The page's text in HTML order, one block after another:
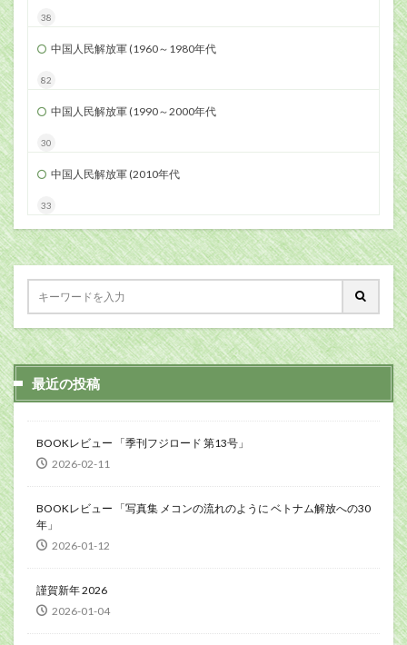
38
中国人民解放軍 (1960～1980年代
82
中国人民解放軍 (1990～2000年代
30
中国人民解放軍 (2010年代
33
最近の投稿
BOOKレビュー 「季刊フジロード 第13号」
2026-02-11
BOOKレビュー 「写真集 メコンの流れのように ベトナム解放への30
年」
2026-01-12
謹賀新年 2026
2026-01-04